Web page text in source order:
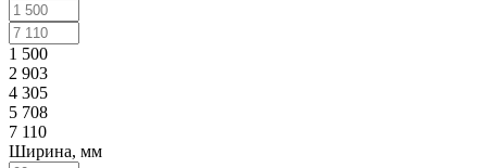
1 500
2 903
4 305
5 708
7 110
Ширина, мм